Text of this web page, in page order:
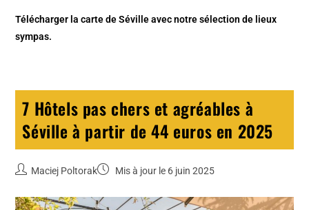
Télécharger la carte de Sévilleavec notre sélection de lieux
sympas.
7 Hôtels pas chers et agréables à
Séville à partir de 44 euros en 2025
Maciej Poltorak Mis à jour le 6 juin 2025